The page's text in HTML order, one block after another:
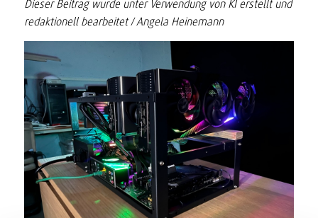
Dieser Beitrag wurde unter Verwendung von KI erstelltund
redaktionell bearbeitet / Angela Heinemann